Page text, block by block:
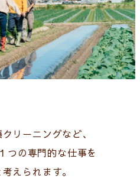
リーニングなど、
つの専門的な仕事を
えられます。